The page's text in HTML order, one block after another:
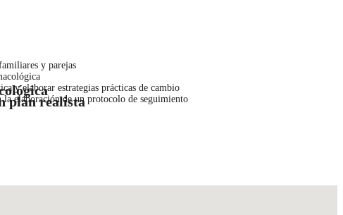
y parejas
y elaborar estrategias prácticas de cambio
plan realista
la elaboración de un protocolo de seguimiento